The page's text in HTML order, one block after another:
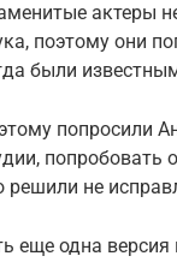
актеры
поэтому они
были
попросили
попробовать
решили не
еще одна